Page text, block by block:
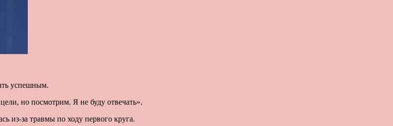
успешным.
но посмотрим. Я не буду отвечать».
из-за травмы по ходу первого круга.